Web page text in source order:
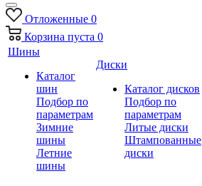
Отложенные 0
Корзина пуста 0
Шины
Каталог
шин
Подбор по
параметрам
Зимние
шины
Летние
шины
Диски
Каталог дисков
Подбор по
параметрам
Литые диски
Штампованные
диски